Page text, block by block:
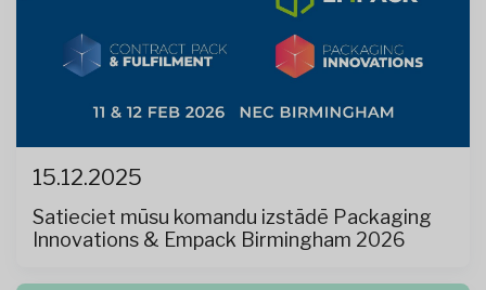
15.12.2025
Satieciet mūsu komandu izstādē Packaging
Innovations & Empack Birmingham 2026